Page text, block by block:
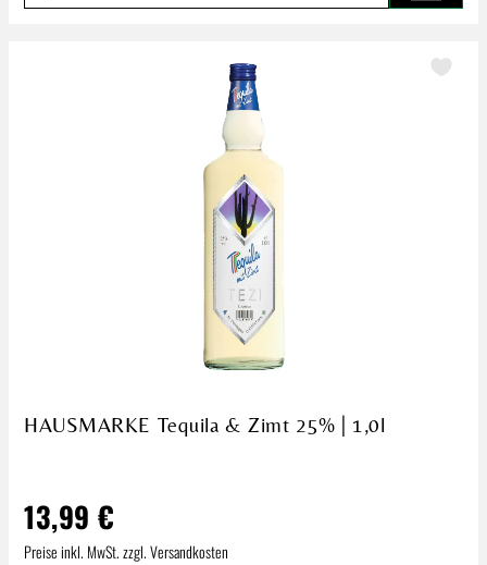
HAUSMARKE Tequila & Zimt 25% | 1,0l
13,99 €
Regulärer Preis:
Preise inkl. MwSt. zzgl. Versandkosten